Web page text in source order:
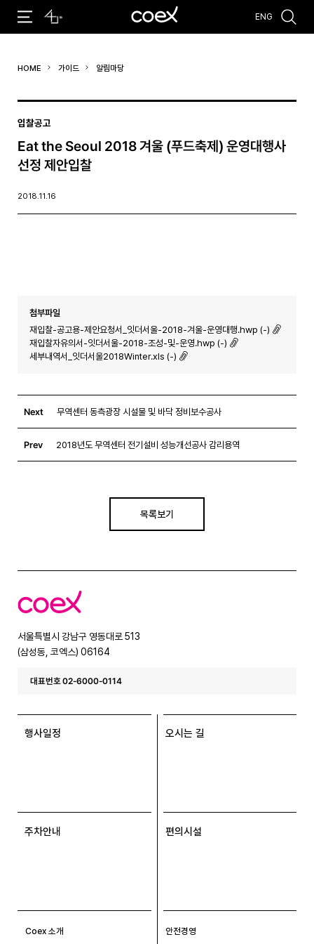
#코엑스 전시 #행사
ENG
HOME 가이드 알림마당
입찰공고
Eat the Seoul 2018 겨울 (푸드축제) 운영대행사
선정 제안입찰
2018.11.16
첨부파일
재입찰-공고용-제안요청서_잇더서울-2018-겨울-운영대행.hwp (-)
재입찰자유의서-잇더서울-2018-조성-및-운영.hwp (-)
세부내역서_잇더서울2018Winter.xls (-)
Next 무역센터 동측광장 시설물 및 바닥 정비보수공사
Prev 2018년도 무역센터 전기설비 성능개선공사 감리용역
목록보기
코
엑
서울특별시 강남구 영동대로 513
(삼성동, 코엑스) 06164
대표번호 02-6000-0114
행사일정 오시는 길
주차안내 편의시설
Coex 소개 안전경영